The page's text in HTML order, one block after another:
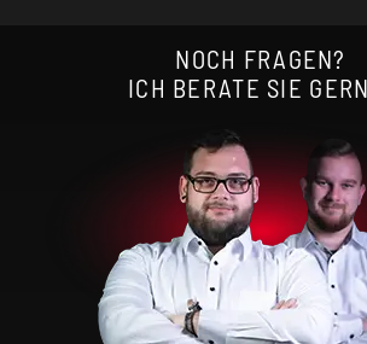
NOCH FRAGEN?
ICH BERATE SIE